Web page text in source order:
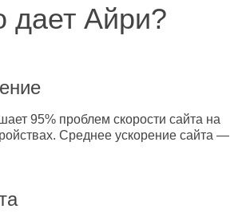
дает Айри?
95% проблем скорости сайта на
Среднее ускорение сайта —